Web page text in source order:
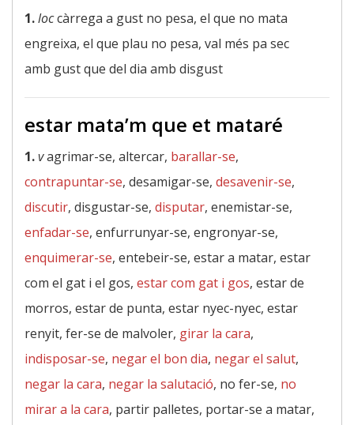
1.loccàrrega a gust no pesa, el que no mata
engreixa, el que plau no pesa, val més pa sec
amb gust que del dia amb disgust
estar mata’m que et mataré
1.vagrimar-se, altercar, barallar-se,
contrapuntar-se, desamigar-se, desavenir-se,
discutir, disgustar-se, disputar, enemistar-se,
enfadar-se, enfurrunyar-se, engronyar-se,
enquimerar-se, entebeir-se, estar a matar, estar
com el gat i el gos, estar com gat i gos, estar de
morros, estar de punta, estar nyec-nyec, estar
renyit, fer-se de malvoler, girar la cara,
indisposar-se, negar el bon dia, negar el salut,
negar la cara, negar la salutació, no fer-se, no
mirar a la cara, partir palletes, portar-se a matar,